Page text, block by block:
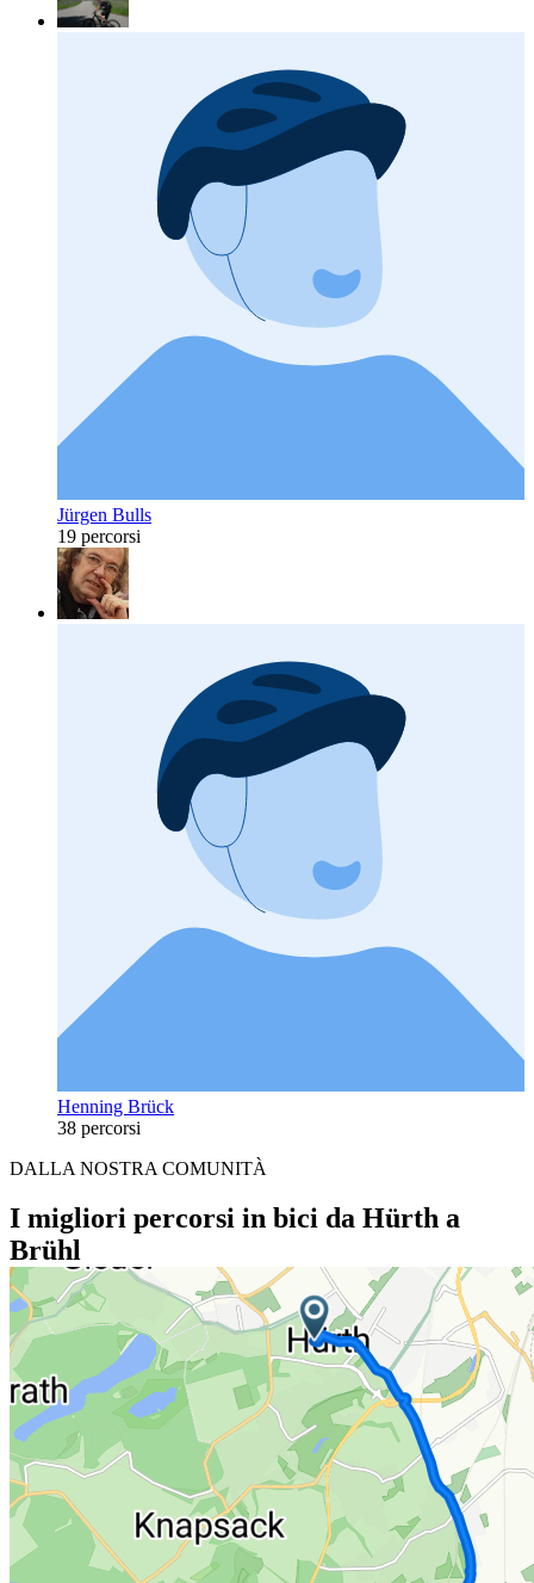
Jürgen Bulls
19 percorsi
Henning Brück
38 percorsi
DALLA NOSTRA COMUNITÀ
I migliori percorsi in bici da Hürth a
Brühl